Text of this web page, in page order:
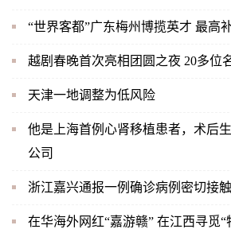
“世界客都”广东梅州博揽英才 最高
越剧春晚首次亮相团圆之夜 20多位
天津一地调整为低风险
他是上海首例心肾移植患者，术后
公司
浙江嘉兴通报一例确诊病例密切接
在华海外网红“嘉游赣” 在江西寻觅“